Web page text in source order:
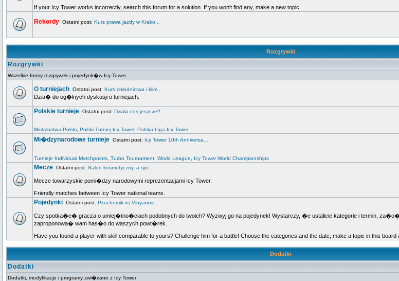
If your Icy Tower works incorrectly, search this forum for a solution. If you won't find any, make a new topic.
Rekordy Ostatni post: Kurs prawa jazdy w Krako...
Rozgrywki
Rozgrywki
Wszelkie formy rozgrywek i pojedynk�w Icy Tower
O turniejach Ostatni post: Kurs chłodnictwa i klim...
Dzia� do og�lnych dyskusji o turniejach.
Polskie turnieje Ostatni post: Dziala cos jeszcze?
Mistrzostwa Polski Polski Turniej Icy Tower, Polska Liga Icy Tower
Mi�dzynarodowe turnieje Ostatni post: Icy Tower 10th Anniversa...
Turnieje Individual Matchpoints Turbo Tournament World League Icy Tower World Championships
Mecze Ostatni post: Salon kosmetyczny, a spr...
Mecze towarzyskie pomi�dzy narodowymi reprezentacjami Icy Tower.
Friendly matches between Icy Tower national teams.
Pojedynki Ostatni post: Pirochemik vs Vinyanov...
Czy spotka�e� gracza o umiej�tno�ciach podobnych do twoich? Wyzwyj go na pojedynek! Wystarczy, �e ustalicie kategorie i termin,
zaproponowa� wam has�o do waszych powt�rek.
Have you found a player with skill comparable to yours? Challenge him for a battle! Choose the categories and the date, make a topic in this
Dodatki
Dodatki
Dodatki, modyfikacje i programy zwi�zane z Icy Tower